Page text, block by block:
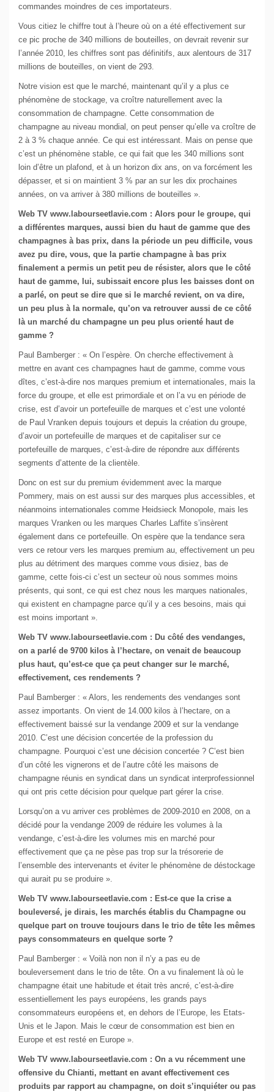
commandes moindres de ces importateurs.
Vous citiez le chiffre tout à l’heure où on a été effectivement sur
ce pic proche de 340 millions de bouteilles, on devrait revenir sur
l’année 2010, les chiffres sont pas définitifs, aux alentours de 317
millions de bouteilles, on vient de 293.
Notre vision est que le marché, maintenant qu’il y a plus ce
phénomène de stockage, va croître naturellement avec la
consommation de champagne. Cette consommation de
champagne au niveau mondial, on peut penser qu’elle va croître de
2 à 3 % chaque année. Ce qui est intéressant. Mais on pense que
c’est un phénomène stable, ce qui fait que les 340 millions sont
loin d’être un plafond, et à un horizon dix ans, on va forcément les
dépasser, et si on maintient 3 % par an sur les dix prochaines
années, on va arriver à 380 millions de bouteilles ».
Web TV www.labourseetlavie.com : Alors pour le groupe, qui
a différentes marques, aussi bien du haut de gamme que des
champagnes à bas prix, dans la période un peu difficile, vous
avez pu dire, vous, que la partie champagne à bas prix
finalement a permis un petit peu de résister, alors que le côté
haut de gamme, lui, subissait encore plus les baisses dont on
a parlé, on peut se dire que si le marché revient, on va dire,
un peu plus à la normale, qu’on va retrouver aussi de ce côté
là un marché du champagne un peu plus orienté haut de
gamme ?
Paul Bamberger : « On l’espère. On cherche effectivement à
mettre en avant ces champagnes haut de gamme, comme vous
dîtes, c’est-à-dire nos marques premium et internationales, mais la
force du groupe, et elle est primordiale et on l’a vu en période de
crise, est d’avoir un portefeuille de marques et c’est une volonté
de Paul Vranken depuis toujours et depuis la création du groupe,
d’avoir un portefeuille de marques et de capitaliser sur ce
portefeuille de marques, c’est-à-dire de répondre aux différents
segments d’attente de la clientèle.
Donc on est sur du premium évidemment avec la marque
Pommery, mais on est aussi sur des marques plus accessibles, et
néanmoins internationales comme Heidsieck Monopole, mais les
marques Vranken ou les marques Charles Laffite s’insèrent
également dans ce portefeuille. On espère que la tendance sera
vers ce retour vers les marques premium au, effectivement un peu
plus au détriment des marques comme vous disiez, bas de
gamme, cette fois-ci c’est un secteur où nous sommes moins
présents, qui sont, ce qui est chez nous les marques nationales,
qui existent en champagne parce qu’il y a ces besoins, mais qui
est moins important ».
Web TV www.labourseetlavie.com : Du côté des vendanges,
on a parlé de 9700 kilos à l’hectare, on venait de beaucoup
plus haut, qu’est-ce que ça peut changer sur le marché,
effectivement, ces rendements ?
Paul Bamberger : « Alors, les rendements des vendanges sont
assez importants. On vient de 14.000 kilos à l’hectare, on a
effectivement baissé sur la vendange 2009 et sur la vendange
2010. C’est une décision concertée de la profession du
champagne. Pourquoi c’est une décision concertée ? C’est bien
d’un côté les vignerons et de l’autre côté les maisons de
champagne réunis en syndicat dans un syndicat interprofessionnel
qui ont pris cette décision pour quelque part gérer la crise.
Lorsqu’on a vu arriver ces problèmes de 2009-2010 en 2008, on a
décidé pour la vendange 2009 de réduire les volumes à la
vendange, c’est-à-dire les volumes mis en marché pour
effectivement que ça ne pèse pas trop sur la trésorerie de
l’ensemble des intervenants et éviter le phénomène de déstockage
qui aurait pu se produire ».
Web TV www.labourseetlavie.com : Est-ce que la crise a
bouleversé, je dirais, les marchés établis du Champagne ou
quelque part on trouve toujours dans le trio de tête les mêmes
pays consommateurs en quelque sorte ?
Paul Bamberger : « Voilà non non il n’y a pas eu de
bouleversement dans le trio de tête. On a vu finalement là où le
champagne était une habitude et était très ancré, c’est-à-dire
essentiellement les pays européens, les grands pays
consommateurs européens et, en dehors de l’Europe, les Etats-
Unis et le Japon. Mais le cœur de consommation est bien en
Europe et est resté en Europe ».
Web TV www.labourseetlavie.com : On a vu récemment une
offensive du Chianti, mettant en avant effectivement ces
produits par rapport au champagne, on doit s’inquiéter ou pas